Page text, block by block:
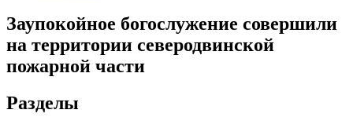
Заупокойное богослужение совершили
на территории северодвинской
пожарной части
Разделы